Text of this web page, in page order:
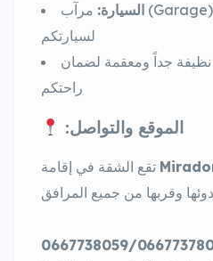
السيارة: مرآب (Garage) خاص وآمن
لسيارتكم
جداً ومعقمة لضمان
راحتكم
:الموقع والتواصل
0667737805: للمزيد من